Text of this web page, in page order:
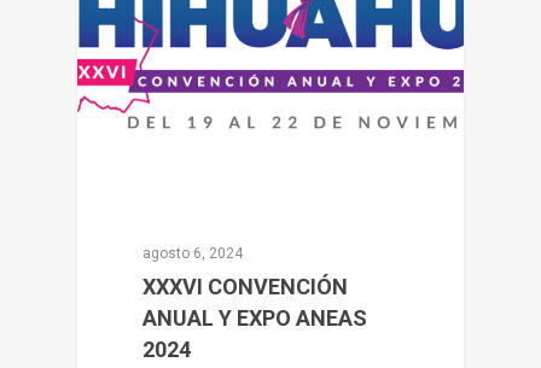
agosto 6, 2024
XXXVI CONVENCIÓN
ANUAL Y EXPO ANEAS
2024